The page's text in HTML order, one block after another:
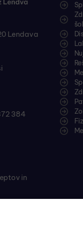
Lendava
384
in